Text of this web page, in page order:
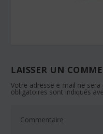
LAISSER UN
Votre adresse e-mail ne sera
obligatoires sont indiqués